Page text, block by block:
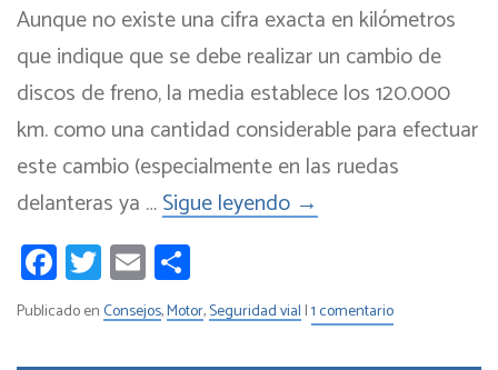
Aunque no existe una cifra exacta en kilómetros
que indique que se debe realizar un cambio de
discos de freno, la media establece los 120.000
km. como una cantidad considerable para efectuar
este cambio (especialmente en las ruedas
delanteras ya …Sigue leyendo →
Facebook
Twitter
Email
Publicado enConsejos,Motor,Seguridad vial |1 comentario